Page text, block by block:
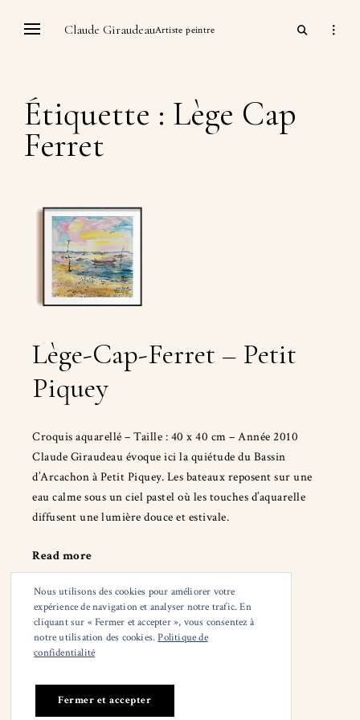
Claude GiraudeauArtiste peintre
open
open
Étiquette : Lège Cap
Ferret
Lège-Cap-Ferret – Petit
Piquey
Croquis aquarellé – Taille : 40 x 40 cm – Année 2010
Claude Giraudeau évoque ici la quiétude du Bassin
d’Arcachon à Petit Piquey. Les bateaux reposent sur une
eau calme sous un ciel pastel où les touches d’aquarelle
diffusent une lumière douce et estivale.
Read more
Cap-
Ferret
–
Petit
Piquey"
© Claude Giraudeau
Tél : (+33) 682029943
Nous utilisons des cookies pour améliorer votre
expérience de navigation et analyser notre trafic. En
cliquant sur « Fermer et accepter », vous consentez à
notre utilisation des cookies.Politique de
confidentialité